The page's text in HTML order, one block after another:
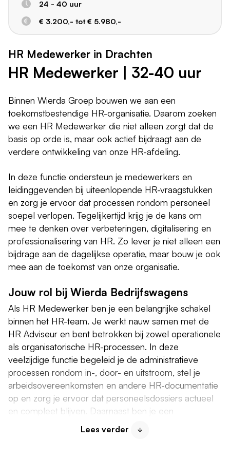
24 - 40 uur
€ 3.200,- tot € 5.980,-
HR Medewerker in Drachten
HR Medewerker | 32-40 uur
Binnen Wierda Groep bouwen we aan een
toekomstbestendige HR-organisatie. Daarom zoeken
we een HR Medewerker die niet alleen zorgt dat de
basis op orde is, maar ook actief bijdraagt aan de
verdere ontwikkeling van onze HR-afdeling.
In deze functie ondersteun je medewerkers en
leidinggevenden bij uiteenlopende HR-vraagstukken
en zorg je ervoor dat processen rondom personeel
soepel verlopen. Tegelijkertijd krijg je de kans om
mee te denken over verbeteringen, digitalisering en
professionalisering van HR. Zo lever je niet alleen een
bijdrage aan de dagelijkse operatie, maar bouw je ook
mee aan de toekomst van onze organisatie.
Jouw rol bij Wierda Bedrijfswagens
Als HR Medewerker ben je een belangrijke schakel
binnen het HR-team. Je werkt nauw samen met de
HR Adviseur en bent betrokken bij zowel operationele
als organisatorische HR-processen. In deze
veelzijdige functie begeleid je de administratieve
processen rondom in-, door- en uitstroom, stel je
arbeidsovereenkomsten en andere HR-documentatie
op en zorg je ervoor dat personeelsdossiers actueel
en compleet blijven. Daarnaast ben je een
aanspreekpunt voor medewerkers en
leidinggevenden bij uiteenlopende HR-vraagstukken
Lees verder